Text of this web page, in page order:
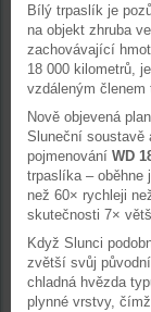
Bílý trpaslík je
na objekt zhruba
zachovávající
18 000 kilometrů,
vzdáleným členem
Nově objevená
Sluneční soustavě
pojmenování WD
trpaslíka – oběhne
než 60× rychleji
skutečnosti 7×
Když Slunci
zvětší svůj
chladná hvězda
plynné vrstvy,